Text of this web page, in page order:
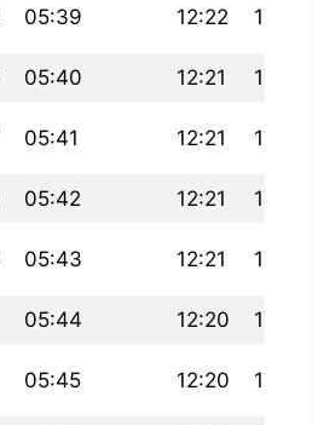
05:39 12:22 17:07
05:40 12:21 17:06
05:41 12:21 17:05
05:42 12:21 17:04
05:43 12:21 17:03
05:44 12:20 17:02
05:45 12:20 17:01